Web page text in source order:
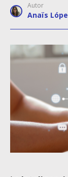
Autor
Anaïs